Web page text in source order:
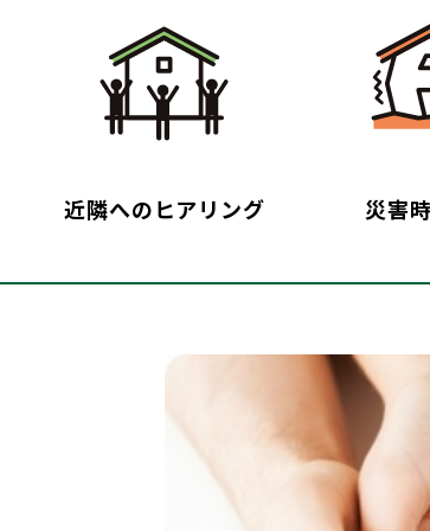
近隣へのヒアリング 災害